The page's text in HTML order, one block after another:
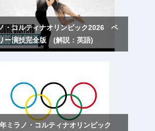
・コルティナオリンピック2026 ペ
ー演技完全版 (解説：英語)
ミラノ・コルティナオリンピック